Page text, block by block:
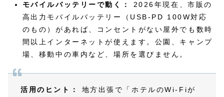
モバイルバッテリーで動く：
2026年現在、市販の
高出力モバイルバッテリー（USB-PD 100W対応
のもの）があれば、コンセントがない屋外でも数時
間以上インターネットが使えます。公園、キャンプ
場、移動中の車内など、場所を選びません。
活用のヒント：
地方出張で「ホテルのWi-Fiが